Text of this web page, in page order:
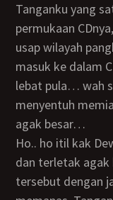
Tanganku yang satu lagi mulai menari-nari mengelus
permukaan
usap wilayah
masuk ke dalam
lebat pula… wah
menyentuh
agak besar…
ho.. ho itil kak Dewi rupanya berukuran agak besar
dan terletak agak
tersebut dengan